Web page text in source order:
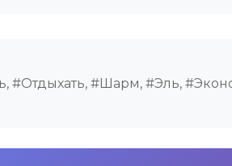
#Отдыхать, #Шарм, #Эль,